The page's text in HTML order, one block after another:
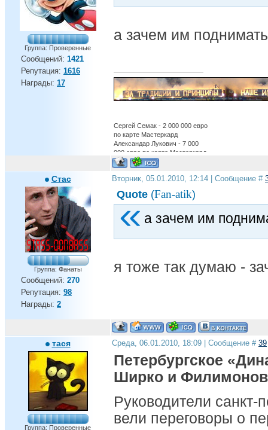
Группа: Проверенные
Сообщений: 1421
Репутация: 1616
Награды: 17
а зачем им
Сергей Семак - 2 000 000 евро
по карте Мастеркард
Александар Лукович - 7 000
000 евро по карте Мастеркард
Александр Бухаров - 12 000
000 евро по карте Мастеркард
Бруно Алвеш - 22 000 000 евро
обосраться в ЛЧ - бесценно
Есть вещи которые нельзя
купить ,для всего
остального,есть Газпром.
Стас
Группа: Фанаты
Сообщений: 270
Репутация: 98
Награды: 2
Вторник, 05.01.2010, 12:14 | Сообщение #
Quote (Fan-atik)
а зачем им
я тоже так думаю -
тася
Группа: Проверенные
Среда, 06.01.2010, 18:09 | Сообщение # 39
Петербургское
Ширко и
Руководители санкт-
вели переговоры о